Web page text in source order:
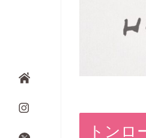
トンロ